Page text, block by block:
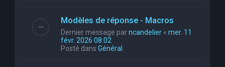
Modèles de réponse - Macros
Dernier message parncandelier « mer. 11
févr. 2026 08:02
Posté dans Général